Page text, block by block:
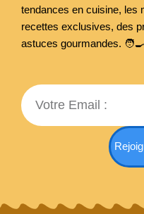
tendances en cuisine, les
recettes exclusives, des
astuces gourmandes. 🧑‍🍳
Email